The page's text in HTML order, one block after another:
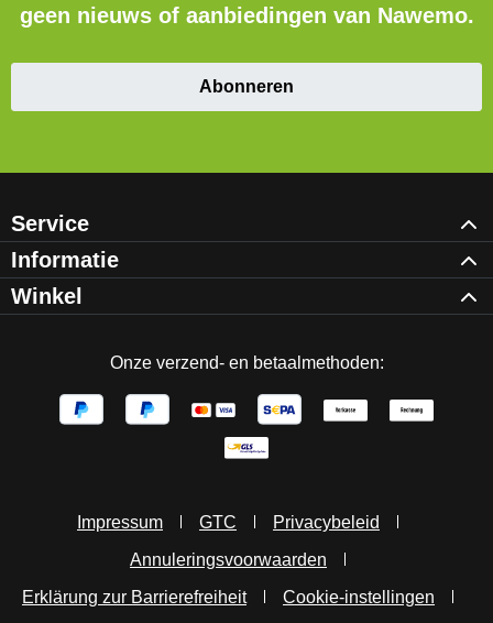
geen nieuws of aanbiedingen van Nawemo.
Abonneren
Service
Informatie
Winkel
Onze verzend- en betaalmethoden:
Impressum GTC
Privacybeleid
Annuleringsvoorwaarden
Erklärung zur Barrierefreiheit
Cookie-instellingen